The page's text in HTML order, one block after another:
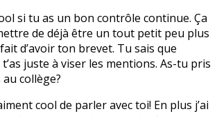
si tu as un bon contrôle continue. Ça
de déjà être un tout petit peu plus
d’avoir ton brevet. Tu sais que
juste à viser les mentions. As-tu pris
collège?
cool de parler avec toi! En plus j’ai